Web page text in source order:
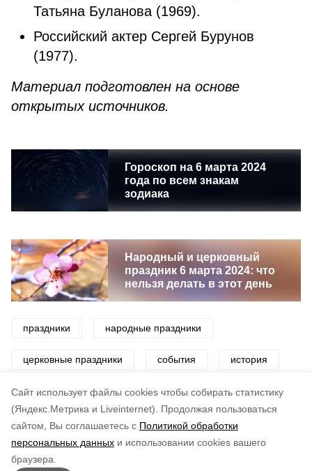
Cайт использует файлы cookies чтобы собирать статистику
(Яндекс.Метрика и Liveinternet).
Продолжая пользоваться
сайтом, Вы соглашаетесь с Политикой обработки
персональных данных и использовании cookies вашего
браузера.
Татьяна Буланова (1969).
Российский актер Сергей Бурунов
(1977).
Материал подготовлен на основе
открытых источников.
Гороскоп на 6 марта 2024
года по всем знакам
зодиака
Народный и церковный
праздник 6 марта 2024: что
нельзя делать в этот день
праздники народные праздники
церковные праздники события история
дата
по оценке